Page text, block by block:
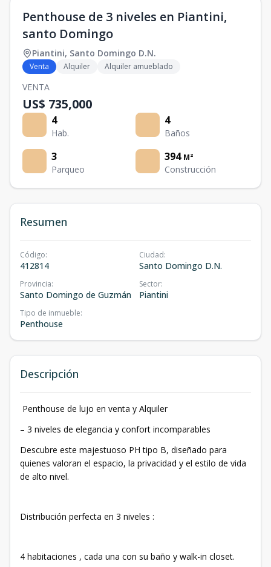
Penthouse de 3 niveles en Piantini,
santo Domingo
Piantini, Santo Domingo D.N.
Venta Alquiler Alquiler amueblado
VENTA
US$ 735,000
4
Hab.
4
Baños
3
Parqueo
394 M²
Construcción
Resumen
Código:
412814
Ciudad:
Santo Domingo D.N.
Provincia:
Santo Domingo de Guzmán
Sector:
Piantini
Tipo de inmueble:
Penthouse
Descripción
Penthouse de lujo en venta y Alquiler
– 3 niveles de elegancia y confort incomparables
Descubre este majestuoso PH tipo B, diseñado para
quienes valoran el espacio, la privacidad y el estilo de vida
de alto nivel.
Distribución perfecta en 3 niveles :
4 habitaciones , cada una con su baño y walk-in closet.